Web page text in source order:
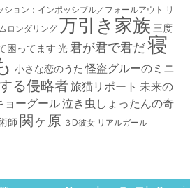
ション：インポッシブル／フォールアウト リ
ロンダリング万引き家族 三度
困ってます 光君が君で君だ寝
小さな恋のうた 怪盗グルーのミニ
る侵略者旅猫リポート 未来の
ョーグール泣き虫しょったんの奇
師 関ヶ原 ３D彼女 リアルガール